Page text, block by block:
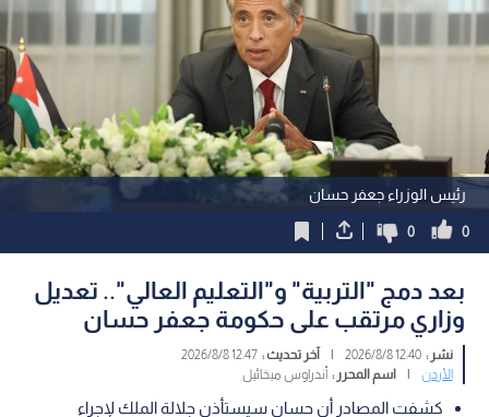
رئيس الوزراء جعفر حسان
0
0
بعد دمج "التربية" و"التعليم العالي".. تعديل
وزاري مرتقب على حكومة جعفر حسان
نشر :12:40 2026/8/8
| آخر تحديث :12:47 2026/8/8
الأردن
| اسم المحرر :أندراوس ميخائيل
كشفت المصادر أن حسان سيستأذن جلالة الملك لإجراء